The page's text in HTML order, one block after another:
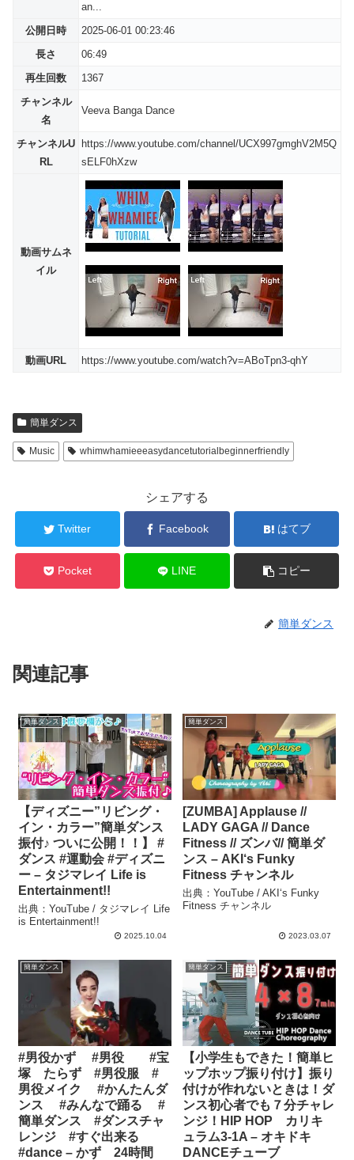
an...
公開日時
2025-06-01 00:23:46
長さ
06:49
再生回数
1367
チャンネル
名
Veeva Banga Dance
チャンネルU
RL
https://www.youtube.com/channel/UCX997gmghV2M5Q
sELF0hXzw
動画サムネ
イル
動画URL https://www.youtube.com/watch?v=ABoTpn3-qhY
簡単ダンス
Music whimwhamieeeasydancetutorialbeginnerfriendly
シェアする
Twitter Facebook はてブ
Pocket LINE コピー
簡単ダンス
関連記事
簡単ダンス
【ディズニー”リビング・
イン・カラー”簡単ダンス
振付♪ ついに公開！！】 #
ダンス #運動会 #ディズニ
ー – タジマレイ Life is
Entertainment!!
出典：YouTube / タジマレイ Life
is Entertainment!!
2025.10.04
簡単ダンス
[ZUMBA] Applause //
LADY GAGA // Dance
Fitness // ズンバ// 簡単ダ
ンス – AKI‘s Funky
Fitness チャンネル
出典：YouTube / AKI‘s Funky
Fitness チャンネル
2023.03.07
簡単ダンス
#男役かず #男役 #宝
塚 たらず #男役服 #
男役メイク #かんたんダ
ンス #みんなで踊る #
簡単ダンス #ダンスチャ
レンジ #すぐ出来る
#dance – かず 24時間
簡単ダンス
【小学生もできた！簡単ヒ
ップホップ振り付け】振り
付けが作れないときは！ダ
ンス初心者でも７分チャレ
ンジ！HIP HOP カリキ
ュラム3-1A – オキドキ
DANCEチューブ